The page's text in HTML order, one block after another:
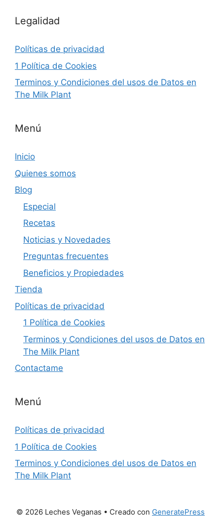
Legalidad
Políticas de privacidad
1 Política de Cookies
Terminos y Condiciones del usos de Datos en
The Milk Plant
Menú
Inicio
Quienes somos
Blog
Especial
Recetas
Noticias y Novedades
Preguntas frecuentes
Beneficios y Propiedades
Tienda
Políticas de privacidad
1 Política de Cookies
Terminos y Condiciones del usos de Datos en
The Milk Plant
Contactame
Menú
Políticas de privacidad
1 Política de Cookies
Terminos y Condiciones del usos de Datos en
The Milk Plant
© 2026 Leches Veganas • Creado con GeneratePress